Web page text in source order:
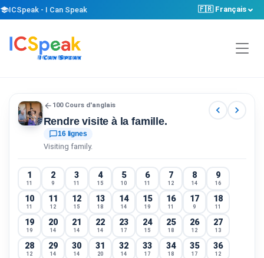
schoolICSpeak - I Can Speak 🇫🇷 Français
arrow_back 100 Cours d'anglais
Rendre visite à la famille.
chat_bubble_outline16 lignes
Visiting family.
chevron_left chevron_right
1
11
2
9
3
11
4
15
5
10
6
11
7
12
8
14
9
16
10
11
11
12
12
15
13
18
14
14
15
19
16
11
17
9
18
11
19
19
20
14
21
14
22
14
23
17
24
15
25
18
26
12
27
13
28
12
29
14
30
14
31
20
32
14
33
17
34
18
35
17
36
12